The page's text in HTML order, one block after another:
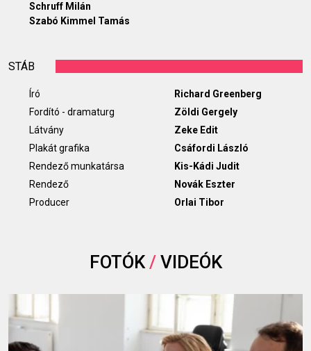
Schruff Milán
Szabó Kimmel Tamás
STÁB
Író
Richard Greenberg
Fordító - dramaturg
Zöldi Gergely
Látvány
Zeke Edit
Plakát grafika
Csáfordi László
Rendező munkatársa
Kis-Kádi Judit
Rendező
Novák Eszter
Producer
Orlai Tibor
FOTÓK/VIDEÓK